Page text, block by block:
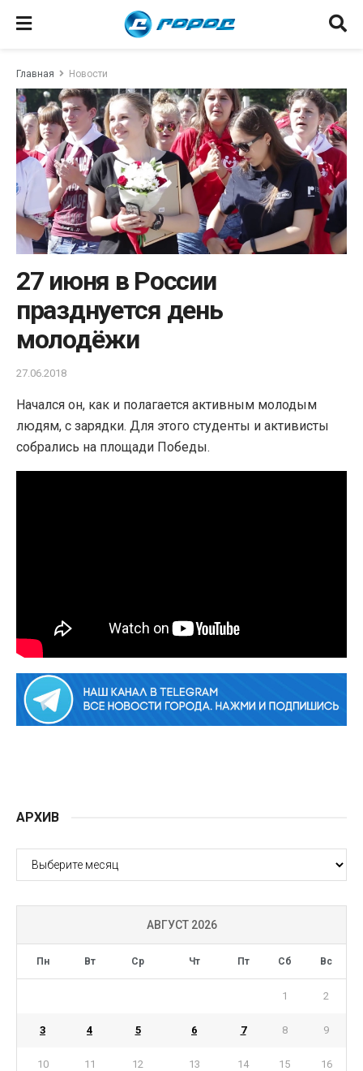
Главная Новости
27 июня в России
празднуется день
молодёжи
27.06.2018
Начался он, как и полагается активным молодым
людям, с зарядки. Для этого студенты и активисты
собрались на площади Победы.
АРХИВ
АРХИВ
АВГУСТ 2026
Пн Вт Ср Чт Пт Сб Вс
1 2
3 4 5 6 7 8 9
10 11 12 13 14 15 16